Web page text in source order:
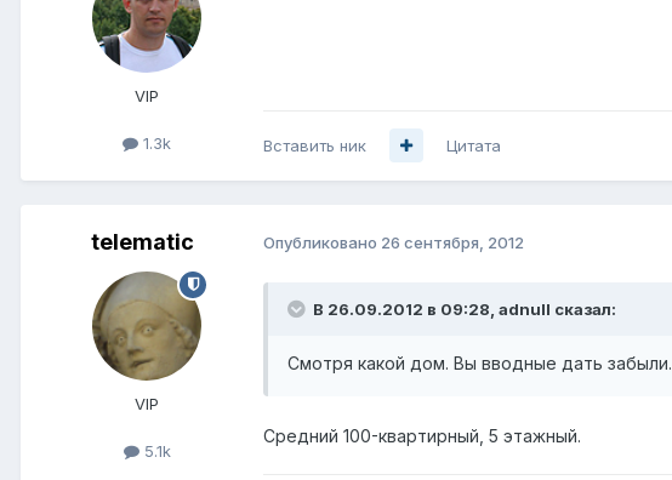
VIP
1.3k Вставить ник Цитата
telematic
VIP
5.1k
Опубликовано 26 сентября, 2012
В 26.09.2012 в 09:28, adnull сказал:
Смотря какой дом. Вы вводные дать забыли.
Средний 100-квартирный, 5 этажный.